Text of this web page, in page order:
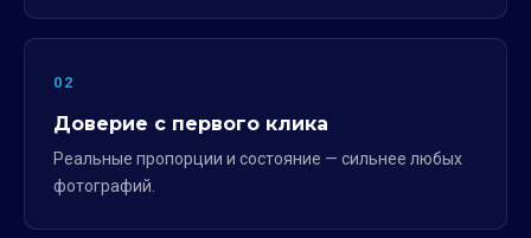
02
Доверие с первого клика
Реальные пропорции и состояние — сильнее любых
фотографий.